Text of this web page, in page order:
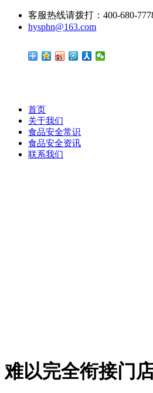
客服热线请拨打：400-680-
hysphn@163.com
首页
关于我们
食品安全常识
食品安全资讯
联系我们
难以完全衔接门